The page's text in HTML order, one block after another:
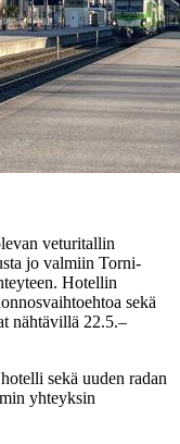
veturitallin
jo valmiin Torni-
Hotellin
sekä
nähtävillä 22.5.–
sekä uuden radan
yhteyksin